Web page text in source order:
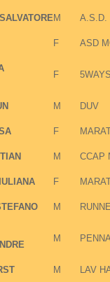
SALVATOREM A.S.D.
F ASD
F
M DUV
F
M CCAP
F
M
M
M LAV